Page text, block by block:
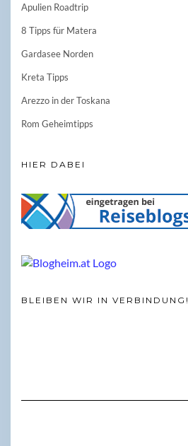
Apulien Roadtrip
8 Tipps für Matera
Gardasee Norden
Kreta Tipps
Arezzo in der Toskana
Rom Geheimtipps
HIER DABEI
BLEIBEN WIR IN VERBINDUNG!